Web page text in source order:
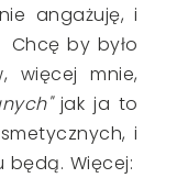
angażuję, i
by było
więcej mnie,
jak ja to
i
będą. Więcej: